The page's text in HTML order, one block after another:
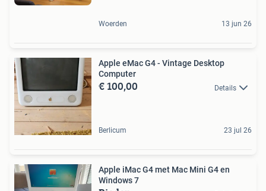
Woerden 13 jun 26
Apple eMac G4 - Vintage Desktop
Computer
€ 100,00 Details
Berlicum 23 jul 26
Apple iMac G4 met Mac Mini G4 en
Windows 7